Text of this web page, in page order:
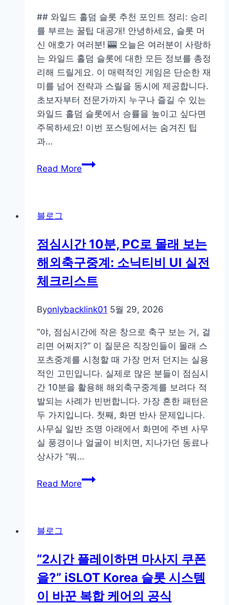
구
글
AI
오
버
뷰
에
코
드
우
임
최
적
화
략
## 와일드 홀덤 슬롯 추천 포인트 정리: 승리
를 부르는 꿀팁 대공개! 안녕하세요, 슬롯 머
신 애호가 여러분! 🎰 오늘은 여러분이 사랑하
는 와일드 홀덤 슬롯에 대한 모든 정보를 총정
리해 드릴게요. 이 매력적인 게임은 단순한 재
미를 넘어 전략과 스릴을 동시에 제공합니다.
초보자부터 전문가까지 누구나 즐길 수 있는
와일드 홀덤 슬롯에서 승률을 높이고 싶다면
주목하세요! 이번 포스팅에서는 숨겨진 팁
과…
Read More와
롯
추
포
트
정
리
블로그
점심시간 10분, PC로 몰래 보는
해외축구중계: 소닉티비 UI 실전
체크리스트
Byonlybacklink01 5월 29, 2026
“야, 점심시간에 작은 창으로 축구 보는 거, 걸
리면 어쩌지?” 이 질문은 직장인들이 몰래 스
포츠중계를 시청할 때 가장 먼저 던지는 실용
적인 고민입니다. 실제로 많은 분들이 점심시
간 10분을 활용해 해외축구중계를 보려다 적
발되는 사례가 빈번합니다. 가장 흔한 패턴은
두 가지입니다. 첫째, 화면 반사 문제입니다.
사무실 일반 조명 아래에서 화면에 주변 사무
실 풍경이나 얼굴이 비치면, 지나가던 동료나
상사가 “뭐…
Read More점
PC
로
몰
래
블로그
“2시간 플레이하면 마사지 쿠폰
을?” iSLOT Korea 슬롯 시스템
이 바꾼 복합 케어의 공식